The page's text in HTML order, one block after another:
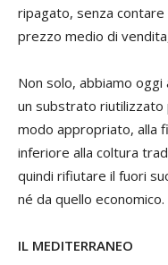
ripagato, senza
prezzo medio di
Non solo, abbiamo
un substrato riutilizzato
modo appropriato, alla
inferiore alla coltura
quindi rifiutare il fuori
né da quello economico.
IL MEDITERRANEO